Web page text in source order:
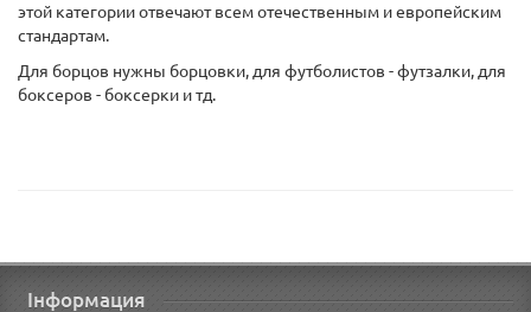
этой категории отвечают всем отечественным и европейским
стандартам.
Для борцов нужны борцовки, для футболистов - футзалки, для
боксеров - боксерки и тд.
Інформация